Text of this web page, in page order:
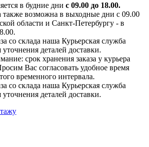
в будние дни с 09.00 до 18.00.
также возможна в выходные дни с 09.00
области и Санкт-Петербургу - в
со склада наша Курьерская служба
деталей доставки.
срок хранения заказа у курьера
Вас согласовать удобное время
временного интервала.
со склада наша Курьерская служба
деталей доставки.